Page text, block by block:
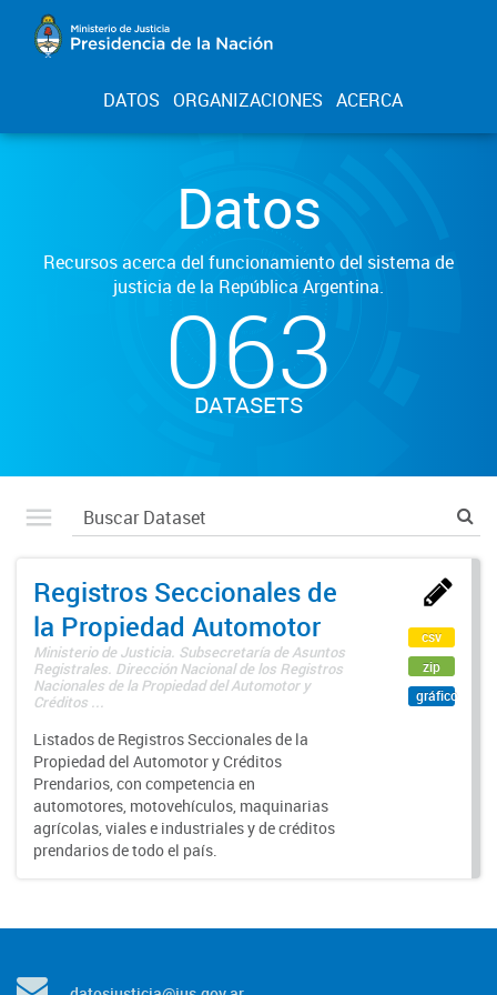
DATOS ORGANIZACIONES ACERCA
Datos
Recursos acerca del funcionamiento del sistema de
justicia de la República Argentina.
063
DATASETS
Registros Seccionales de
la Propiedad Automotor
Ministerio de Justicia. Subsecretaría de Asuntos
Registrales. Dirección Nacional de los Registros
Nacionales de la Propiedad del Automotor y
Créditos ...
Listados de Registros Seccionales de la
Propiedad del Automotor y Créditos
Prendarios, con competencia en
automotores, motovehículos, maquinarias
agrícolas, viales e industriales y de créditos
prendarios de todo el país.
csv
zip
gráfico